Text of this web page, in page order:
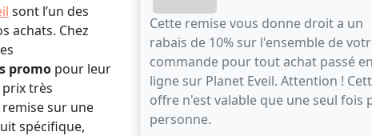
sont l’un des
achats. Chez
promo pour leur
très
sur une
spécifique,
Cette remise vous donne droit a un
rabais de 10% sur l'ensemble de
commande pour tout achat passé en
ligne sur Planet Eveil. Attention !
offre n'est valable que une seul fois
personne.